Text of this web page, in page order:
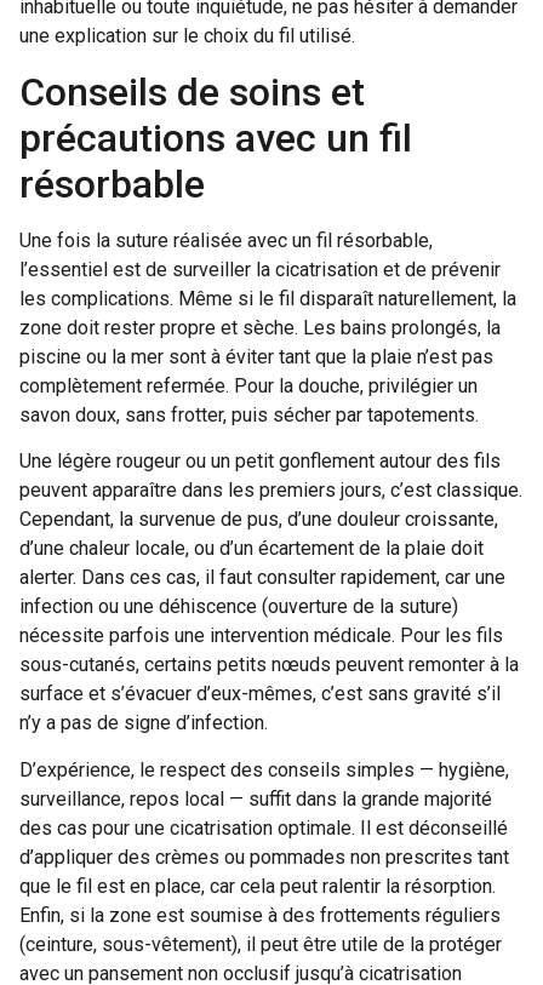
inhabituelle ou toute inquiétude, ne pas hésiter à demander
une explication sur le choix du fil utilisé.
Conseils de soins et
précautions avec un fil
résorbable
Une fois la suture réalisée avec un fil résorbable,
l’essentiel est de surveiller la cicatrisation et de prévenir
les complications. Même si le fil disparaît naturellement, la
zone doit rester propre et sèche. Les bains prolongés, la
piscine ou la mer sont à éviter tant que la plaie n’est pas
complètement refermée. Pour la douche, privilégier un
savon doux, sans frotter, puis sécher par tapotements.
Une légère rougeur ou un petit gonflement autour des fils
peuvent apparaître dans les premiers jours, c’est classique.
Cependant, la survenue de pus, d’une douleur croissante,
d’une chaleur locale, ou d’un écartement de la plaie doit
alerter. Dans ces cas, il faut consulter rapidement, car une
infection ou une déhiscence (ouverture de la suture)
nécessite parfois une intervention médicale. Pour les fils
sous-cutanés, certains petits nœuds peuvent remonter à la
surface et s’évacuer d’eux-mêmes, c’est sans gravité s’il
n’y a pas de signe d’infection.
D’expérience, le respect des conseils simples — hygiène,
surveillance, repos local — suffit dans la grande majorité
des cas pour une cicatrisation optimale. Il est déconseillé
d’appliquer des crèmes ou pommades non prescrites tant
que le fil est en place, car cela peut ralentir la résorption.
Enfin, si la zone est soumise à des frottements réguliers
(ceinture, sous-vêtement), il peut être utile de la protéger
avec un pansement non occlusif jusqu’à cicatrisation